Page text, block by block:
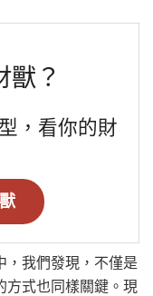
獸？
，看你的財
，我們發現，不僅是
方式也同樣關鍵。現